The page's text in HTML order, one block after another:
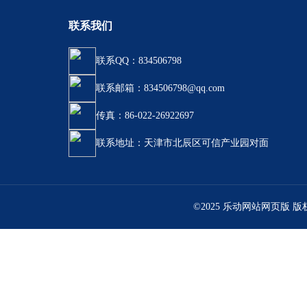
联系我们
联系QQ：834506798
联系邮箱：834506798@qq.com
传真：86-022-26922697
联系地址：天津市北辰区可信产业园对面
©2025 乐动网站网页版 版